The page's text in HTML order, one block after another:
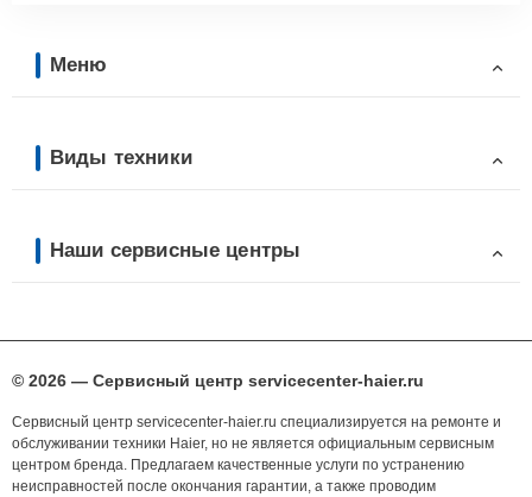
Меню
Виды техники
Наши сервисные центры
© 2026 — Сервисный центр servicecenter-haier.ru
Сервисный центр servicecenter-haier.ru специализируется на ремонте и
обслуживании техники Haier, но не является официальным сервисным
центром бренда. Предлагаем качественные услуги по устранению
неисправностей после окончания гарантии, а также проводим